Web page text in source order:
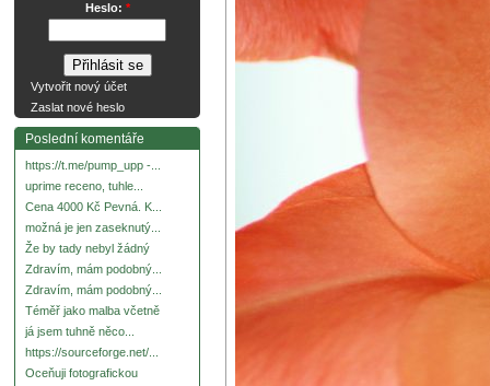
Heslo: *
Vytvořit nový účet
Zaslat nové heslo
Poslední komentáře
https://t.me/pump_upp -...
uprime receno, tuhle...
Cena 4000 Kč Pevná. K...
možná je jen zaseknutý...
Že by tady nebyl žádný
Zdravím, mám podobný...
Zdravím, mám podobný...
Téměř jako malba včetně
já jsem tuhně něco...
https://sourceforge.net/...
Oceňuji fotografickou